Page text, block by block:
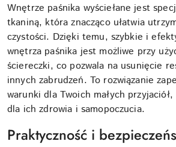
Wnętrze paśnika wyściełane jest
tkaniną, która znacząco ułatwia
czystości. Dzięki temu, szybkie i
wnętrza paśnika jest możliwe przy
ściereczki, co pozwala na usunięcie
innych zabrudzeń. To rozwiązanie
warunki dla Twoich małych
dla ich zdrowia i samopoczucia.
Praktyczność i